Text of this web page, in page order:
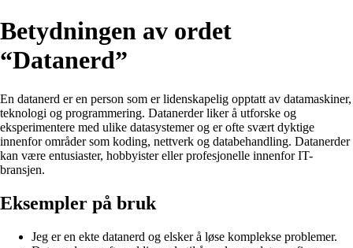
Betydningen av ordet
“Datanerd”
En datanerd er en person som er lidenskapelig opptatt av datamaskiner,
teknologi og programmering. Datanerder liker å utforske og
eksperimentere med ulike datasystemer og er ofte svært dyktige
innenfor områder som koding, nettverk og databehandling. Datanerder
kan være entusiaster, hobbyister eller profesjonelle innenfor IT-
bransjen.
Eksempler på bruk
Jeg er en ekte datanerd og elsker å løse komplekse problemer.